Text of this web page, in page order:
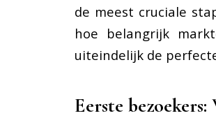
de meest cruciale
hoe belangrijk
uiteindelijk de
Eerste